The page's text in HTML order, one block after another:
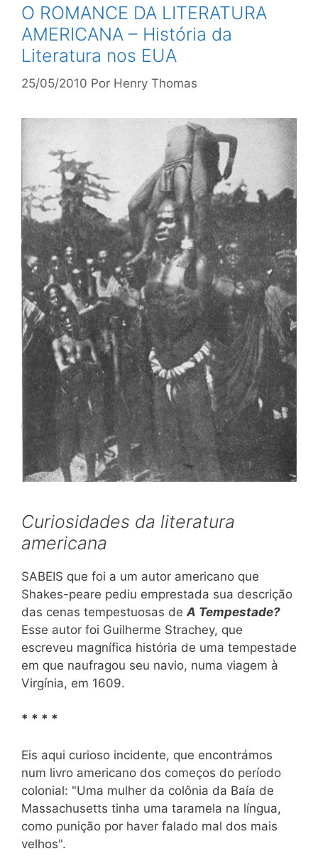
O ROMANCE DA LITERATURA
AMERICANA – História da
Literatura nos EUA
25/05/2010 Por Henry Thomas
Curiosidades da literatura
americana
SABEIS que foi a um autor americano que
Shakes-peare pediu emprestada sua descrição
das cenas tempestuosas de A Tempestade?
Esse autor foi Guilherme Strachey, que
escreveu magnífica história de uma tempestade
em que naufragou seu navio, numa viagem à
Virgínia, em 1609.
* * * *
Eis aqui curioso incidente, que encontrámos
num livro americano dos começos do período
colonial: "Uma mulher da colônia da Baía de
Massachusetts tinha uma taramela na língua,
como punição por haver falado mal dos mais
velhos".